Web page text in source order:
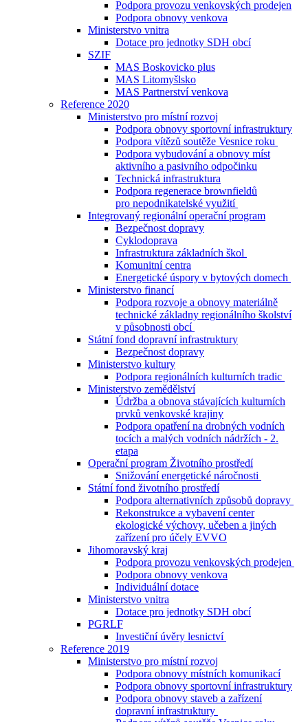
Podpora provozu venkovských prodejen
Podpora obnovy venkova
Ministerstvo vnitra
Dotace pro jednotky SDH obcí
SZIF
MAS Boskovicko plus
MAS Litomyšlsko
MAS Partnerství venkova
Reference 2020
Ministerstvo pro místní rozvoj
Podpora obnovy sportovní infrastruktury
Podpora vítězů soutěže Vesnice roku
Podpora vybudování a obnovy míst
aktivního a pasivního odpočinku
Technická infrastruktura
Podpora regenerace brownfieldů
pro nepodnikatelské využití
Integrovaný regionální operační program
Bezpečnost dopravy
Cyklodoprava
Infrastruktura základních škol
Komunitní centra
Energetické úspory v bytových domech
Ministerstvo financí
Podpora rozvoje a obnovy materiálně
technické základny regionálního školství
v působnosti obcí
Státní fond dopravní infrastruktury
Bezpečnost dopravy
Ministerstvo kultury
Podpora regionálních kulturních tradic
Ministerstvo zemědělství
Údržba a obnova stávajících kulturních
prvků venkovské krajiny
Podpora opatření na drobných vodních
tocích a malých vodních nádržích - 2.
etapa
Operační program Životního prostředí
Snižování energetické náročnosti
Státní fond životního prostředí
Podpora alternativních způsobů dopravy
Rekonstrukce a vybavení center
ekologické výchovy, učeben a jiných
zařízení pro účely EVVO
Jihomoravský kraj
Podpora provozu venkovských prodejen
Podpora obnovy venkova
Individuální dotace
Ministerstvo vnitra
Dotace pro jednotky SDH obcí
PGRLF
Investiční úvěry lesnictví
Reference 2019
Ministerstvo pro místní rozvoj
Podpora obnovy místních komunikací
Podpora obnovy sportovní infrastruktury
Podpora obnovy staveb a zařízení
dopravní infrastruktury